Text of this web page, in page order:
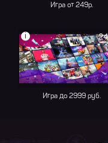
Игра от 249р.
i
Игра до 2999 руб.